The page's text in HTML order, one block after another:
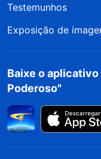
Testemunhos
Exposição de
Baixe o
Poderoso"